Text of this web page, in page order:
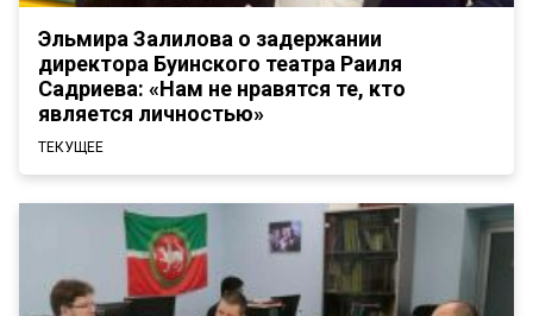
Эльмира Залилова о задержании
директора Буинского театра Раиля
Садриева: «Нам не нравятся те, кто
является личностью»
ТЕКУЩЕЕ